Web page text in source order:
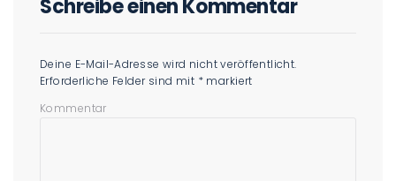
Schreibe einen Kommentar
Deine E-Mail-Adresse wird nicht veröffentlicht.
Erforderliche Felder sind mit * markiert
Kommentar